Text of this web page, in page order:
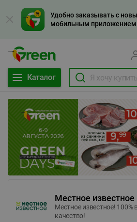
Удобно заказывать с
мобильным приложением
Каталог
Местное известное
Местное известное! 100%
качество!